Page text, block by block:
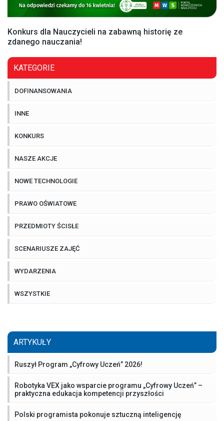
Konkurs dla Nauczycieli na zabawną historię ze
zdanego nauczania!
KATEGORIE
DOFINANSOWANIA
INNE
KONKURS
NASZE AKCJE
NOWE TECHNOLOGIE
PRAWO OŚWIATOWE
PRZEDMIOTY ŚCISŁE
SCENARIUSZE ZAJĘĆ
WYDARZENIA
WSZYSTKIE
ARTYKUŁY
Ruszył Program „Cyfrowy Uczeń” 2026!
Robotyka VEX jako wsparcie programu „Cyfrowy Uczeń” –
praktyczna edukacja kompetencji przyszłości
Polski programista pokonuje sztuczną inteligencję